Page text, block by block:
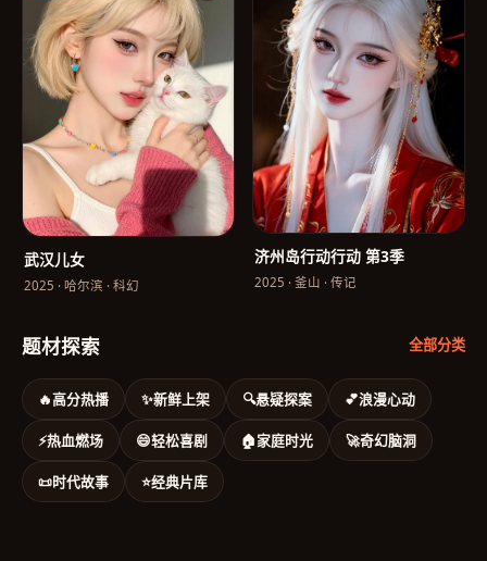
武汉儿女
2025 · 哈尔滨 · 科幻
济州岛行动行动 第3季
2025 · 釜山 · 传记
题材探索 全部分类
🔥高分热播 ✨新鲜上架 🔍悬疑探案 💕浪漫心动
⚡热血燃场 😄轻松喜剧 🏠家庭时光 🚀奇幻脑洞
📜时代故事 ⭐经典片库